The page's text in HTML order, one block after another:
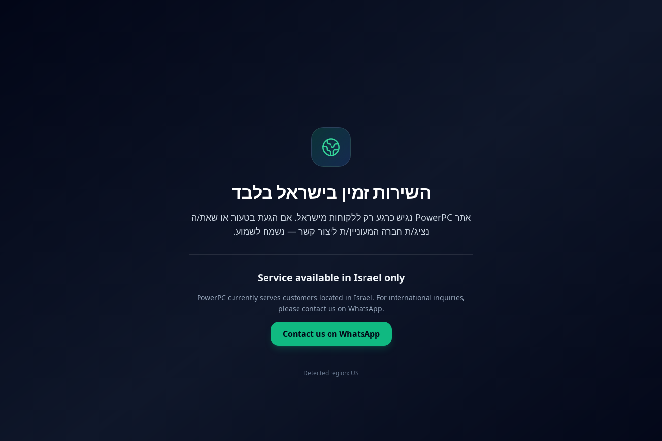
השירות זמין בישראל בלבד
אתר PowerPC נגיש כרגע רק ללקוחות מישראל. אם הגעת בטעות או שאת/ה
נציג/ת חברה המעוניין/ת ליצור קשר — נשמח לשמוע.
Service available in Israel only
PowerPC currently serves customers located in Israel. For international inquiries,
please contact us on WhatsApp.
Contact us on WhatsApp
Detected region: US